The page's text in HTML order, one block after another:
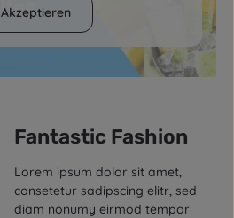
Akzeptieren
Fantastic Fashion
Lorem ipsum dolor sit amet,
consetetur sadipscing elitr, sed
diam nonumy eirmod tempor